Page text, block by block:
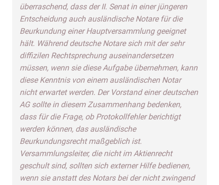
überraschend, dass der II. Senat in einer jüngeren
Entscheidung auch ausländische Notare für die
Beurkundung einer Hauptversammlung geeignet
hält. Während deutsche Notare sich mit der sehr
diffizilen Rechtsprechung auseinandersetzen
müssen, wenn sie diese Aufgabe übernehmen, kann
diese Kenntnis von einem ausländischen Notar
nicht erwartet werden. Der Vorstand einer deutschen
AG sollte in diesem Zusammenhang bedenken,
dass für die Frage, ob Protokollfehler berichtigt
werden können, das ausländische
Beurkundungsrecht maßgeblich ist.
Versammlungsleiter, die nicht im Aktienrecht
geschult sind, sollten sich externer Hilfe bedienen,
wenn sie anstatt des Notars bei der nicht zwingend